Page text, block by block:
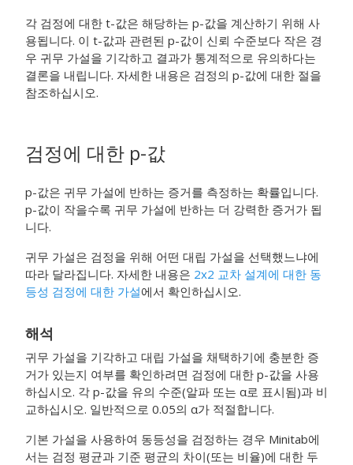
각 검정에 대한 t-값은 해당하는 p-값을 계산하기 위해 사
용됩니다. 이 t-값과 관련된 p-값이 신뢰 수준보다 작은 경
우 귀무 가설을 기각하고 결과가 통계적으로 유의하다는
결론을 내립니다. 자세한 내용은 검정의 p-값에 대한 절을
참조하십시오.
검정에 대한 p-값
p-값은 귀무 가설에 반하는 증거를 측정하는 확률입니다.
p-값이 작을수록 귀무 가설에 반하는 더 강력한 증거가 됩
니다.
귀무 가설은 검정을 위해 어떤 대립 가설을 선택했느냐에
따라 달라집니다. 자세한 내용은 2x2 교차 설계에 대한 동
등성 검정에 대한 가설에서 확인하십시오.
해석
귀무 가설을 기각하고 대립 가설을 채택하기에 충분한 증
거가 있는지 여부를 확인하려면 검정에 대한 p-값을 사용
하십시오. 각 p-값을 유의 수준(알파 또는 α로 표시됨)과 비
교하십시오. 일반적으로 0.05의 α가 적절합니다.
기본 가설을 사용하여 동등성을 검정하는 경우 Minitab에
서는 검정 평균과 기준 평균의 차이(또는 비율)에 대한 두